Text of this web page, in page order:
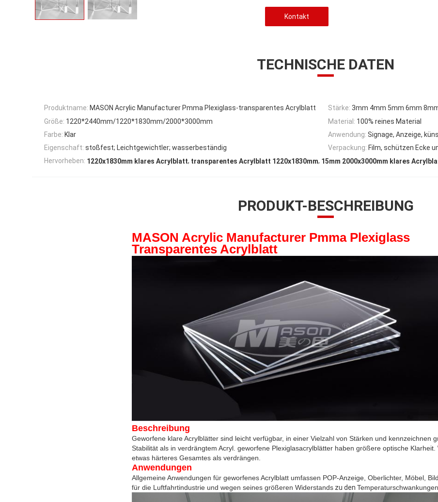
Kontakt
TECHNISCHE DATEN
Produktname: MASON Acrylic Manufacturer Pmma Plexiglass-transparentes Acrylblatt Stärke: 3mm 4mm 5mm 6mm
Größe: 1220*2440mm/1220*1830mm/2000*3000mm Material: 100% reines Material
Farbe: Klar Anwendung: Signage, Anzeige,
Eigenschaft: stoßfest; Leichtgewichtler; wasserbeständig Verpackung: Film, schützen Ecke
Hervorheben: 1220x1830mm klares Acrylblatt, transparentes Acrylblatt 1220x1830mm, 15mm 2000x3000mm klares
PRODUKT-BESCHREIBUNG
MASON Acrylic Manufacturer Pmma Plexiglass
Transparentes Acrylblatt
Beschreibung
Geworfene klare Acrylblätter sind leicht verfügbar, in einer Vielzahl von Stärken und kennzeichnen
Stabilität als in verdrängtem Acryl. geworfene Plexiglasacrylblätter haben größere optische Klarheit.
etwas härteres Gesamtes als verdrängen.
Anwendungen
Allgemeine Anwendungen für geworfenes Acrylblatt umfassen POP-Anzeige, Oberlichter, Möbel,
für die Luftfahrtindustrie und wegen seines größeren Widerstands zu den